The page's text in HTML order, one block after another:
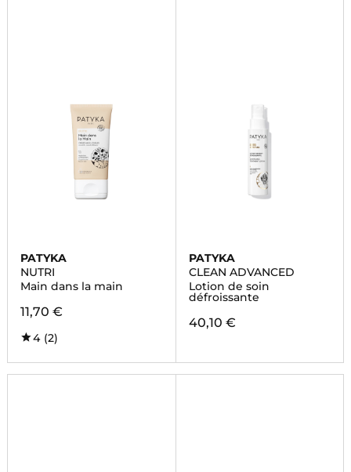
PATYKA
NUTRI
Main dans la main
11,70 €
4 (2)
PATYKA
CLEAN ADVANCED
Lotion de soin
défroissante
40,10 €